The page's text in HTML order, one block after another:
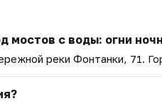
мостов с воды: огни
реки Фонтанки, 71.